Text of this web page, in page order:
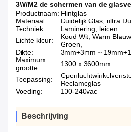
3W/M2 de schermen van de
Productnaam: Flintglas
Materiaal:
Duidelijk Glas, ultra
Techniek:
Laminering, leiden
Lichte kleur:
Koud Wit, Warm
Groen,
Dikte:
3mm+3mm ~
Maximum
grootte:
1300 x 3600mm
Toepassing:
Reclameglas
Voeding:
100-240vac
Beschrijving